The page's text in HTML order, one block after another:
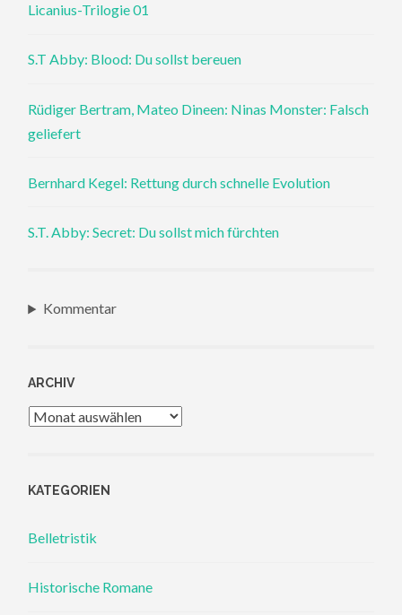
Licanius-Trilogie 01
S.T Abby: Blood: Du sollst bereuen
Rüdiger Bertram, Mateo Dineen: Ninas Monster: Falsch
geliefert
Bernhard Kegel: Rettung durch schnelle Evolution
S.T. Abby: Secret: Du sollst mich fürchten
Kommentar
ARCHIV
Archiv
KATEGORIEN
Belletristik
Historische Romane